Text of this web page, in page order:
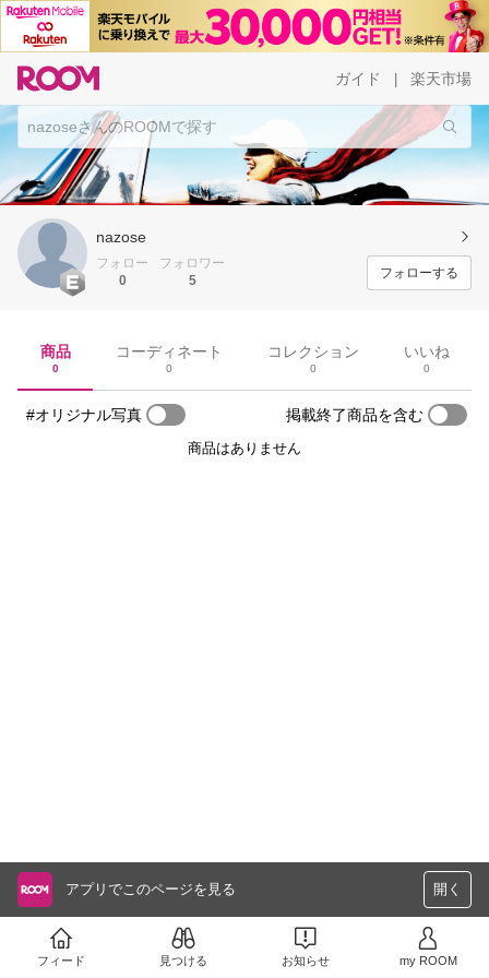
ガイド 楽天市場
nazose
フォロー
0
フォロワー
5
フォローする
商品
0
コーディネート
0
コレクション
0
いいね
0
#オリジナル写真 掲載終了商品を含む
商品はありません
アプリでこのページを見る 開く
フィード 見つける お知らせ my ROOM